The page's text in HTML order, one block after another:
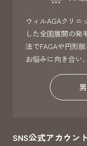
ウィルAGAクリニ
した全国展開の発
法でFAGAや円形
お悩みに向き合い
SNS公式アカウント